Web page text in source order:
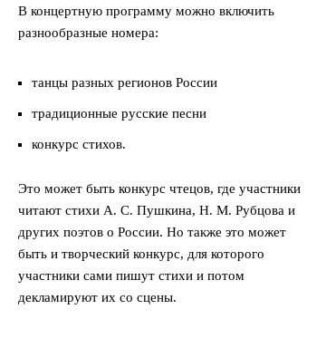
В концертную программу можно включить
разнообразные номера:
танцы разных регионов России
традиционные русские песни
конкурс стихов.
Это может быть конкурс чтецов, где участники
читают стихи А. С. Пушкина, Н. М. Рубцова и
других поэтов о России. Но также это может
быть и творческий конкурс, для которого
участники сами пишут стихи и потом
декламируют их со сцены.